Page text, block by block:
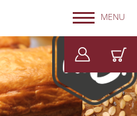
MENU